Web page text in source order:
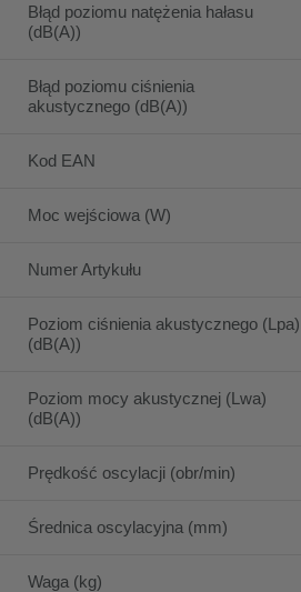
Błąd poziomu natężenia hałasu
(dB(A))
Błąd poziomu ciśnienia
akustycznego (dB(A))
Kod EAN
Moc wejściowa (W)
Numer Artykułu
Poziom ciśnienia akustycznego (Lpa)
(dB(A))
Poziom mocy akustycznej (Lwa)
(dB(A))
Prędkość oscylacji (obr/min)
Średnica oscylacyjna (mm)
Waga (kg)